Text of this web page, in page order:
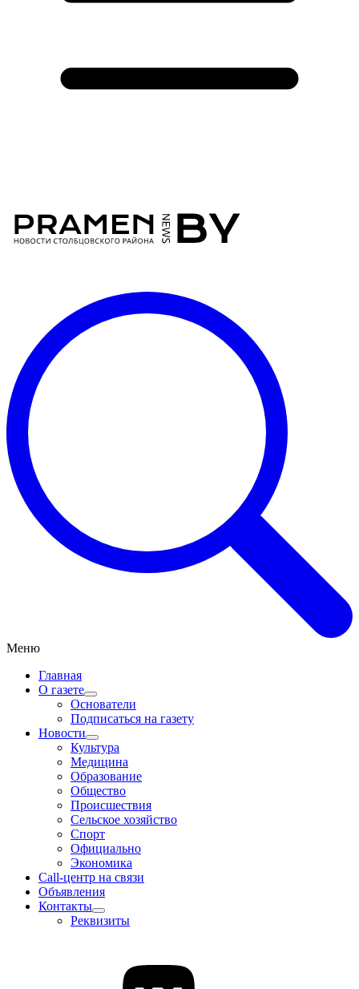
Меню
Главная
О газете
Основатели
Подписаться на газету
Новости
Культура
Медицина
Образование
Общество
Происшествия
Сельское хозяйство
Спорт
Официально
Экономика
Call-центр на связи
Объявления
Контакты
Реквизиты